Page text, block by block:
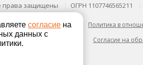
права защищены ОГРН 1107746565211
Политика в
Согласие на
согласие на
данных с